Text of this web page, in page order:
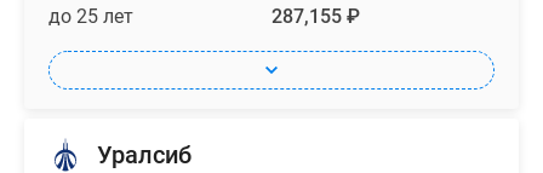
до 25 лет 287,155 ₽
Уралсиб